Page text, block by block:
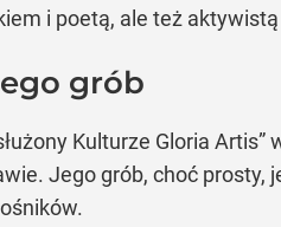
i poetą, ale też
grób
Kulturze Gloria
Jego grób, choć prosty,